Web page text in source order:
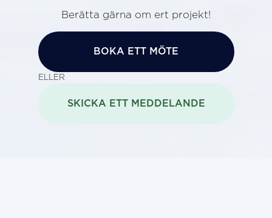
Berätta gärna om ert projekt!
BOKA ETT MÖTE
ELLER
SKICKA ETT MEDDELANDE